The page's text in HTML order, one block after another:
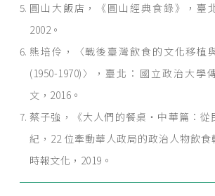
圓山大飯店，《圓山經典食錄》，臺
2002。
熊培伶，〈戰後臺灣飲食的文化移植
(1950-1970)〉，臺北：國立政治大學
文，2016。
蔡子強，《大人們的餐桌・中華篇：從
紀，22 位牽動華人政局的政治人物飲食
時報文化，2019。